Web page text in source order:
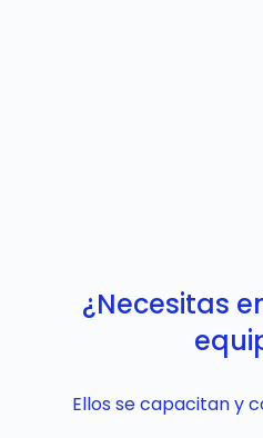
¿Necesitas
Ellos se capacitan y